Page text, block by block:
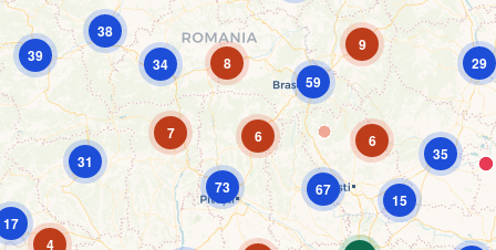
6
4
38
7
15
8
59
73
6
17
9
67
39 34
31
29
35